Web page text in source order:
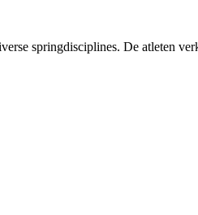
springdisciplines. De atleten